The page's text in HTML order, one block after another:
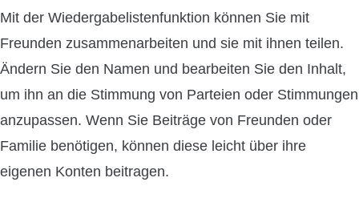
Mit der Wiedergabelistenfunktion können Sie mit
Freunden zusammenarbeiten und sie mit ihnen teilen.
Ändern Sie den Namen und bearbeiten Sie den Inhalt,
um ihn an die Stimmung von Parteien oder Stimmungen
anzupassen. Wenn Sie Beiträge von Freunden oder
Familie benötigen, können diese leicht über ihre
eigenen Konten beitragen.